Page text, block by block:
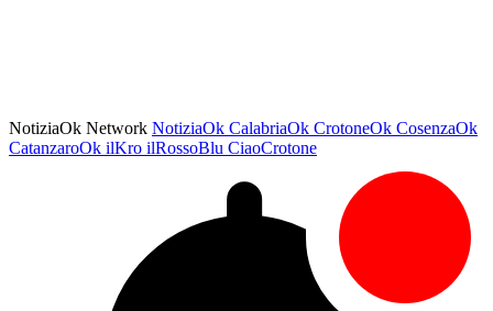
NotiziaOk Network NotiziaOk CalabriaOk CrotoneOk CosenzaOk
CatanzaroOk ilKro ilRossoBlu CiaoCrotone